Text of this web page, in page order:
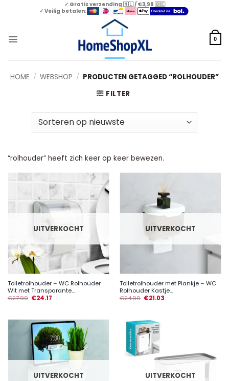
✓ Gratis verzending 🇳🇱 / €3,99 🇧🇪
✓ Veilig betalen:
0
HOME / WEBSHOP / PRODUCTEN GETAGGED “ROLHOUDER”
FILTER
“rolhouder” heeft zich keer op keer bewezen.
UITVERKOCHT
Toiletrolhouder – WC Rolhouder
Wit met Transparante...
€27.99 €24.17
UITVERKOCHT
Toiletrolhouder met Plankje – WC
Rolhouder Kastje...
€24.99 €21.03
UITVERKOCHT UITVERKOCHT